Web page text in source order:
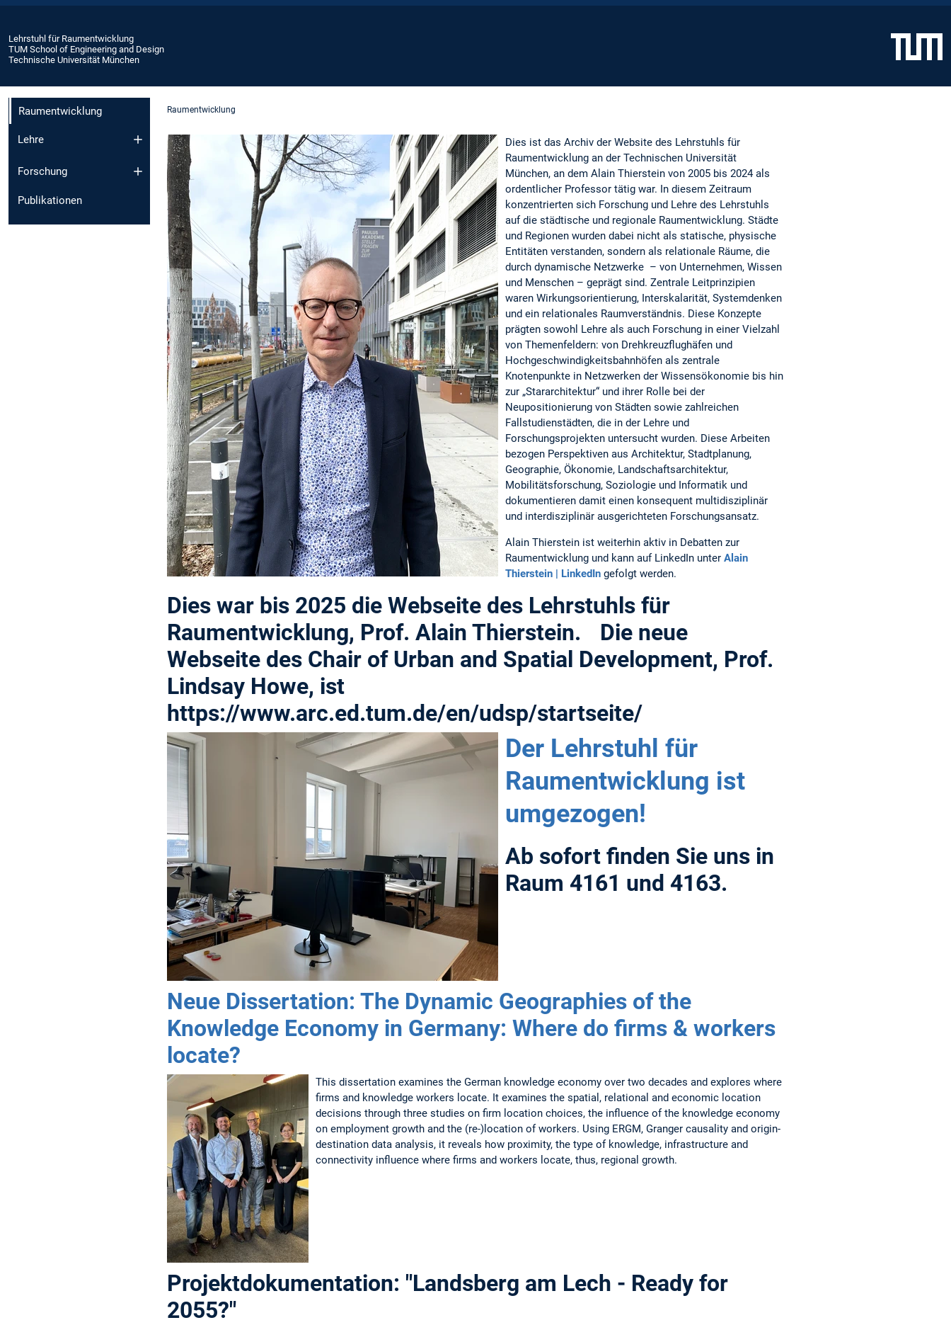
Lehrstuhl für Raumentwicklung
TUM School of Engineering and Design
Technische Universität München
Raumentwicklung
Lehre
Forschung
Publikationen
Raumentwicklung
Dies ist das Archiv der Website des Lehrstuhls für
Raumentwicklung an der Technischen Universität
München, an dem Alain Thierstein von 2005 bis 2024 als
ordentlicher Professor tätig war. In diesem Zeitraum
konzentrierten sich Forschung und Lehre des Lehrstuhls
auf die städtische und regionale Raumentwicklung. Städte
und Regionen wurden dabei nicht als statische, physische
Entitäten verstanden, sondern als relationale Räume, die
durch dynamische Netzwerke – von Unternehmen, Wissen
und Menschen – geprägt sind. Zentrale Leitprinzipien
waren Wirkungsorientierung, Interskalarität, Systemdenken
und ein relationales Raumverständnis. Diese Konzepte
prägten sowohl Lehre als auch Forschung in einer Vielzahl
von Themenfeldern: von Drehkreuzflughäfen und
Hochgeschwindigkeitsbahnhöfen als zentrale
Knotenpunkte in Netzwerken der Wissensökonomie bis hin
zur „Stararchitektur“ und ihrer Rolle bei der
Neupositionierung von Städten sowie zahlreichen
Fallstudienstädten, die in der Lehre und
Forschungsprojekten untersucht wurden. Diese Arbeiten
bezogen Perspektiven aus Architektur, Stadtplanung,
Geographie, Ökonomie, Landschaftsarchitektur,
Mobilitätsforschung, Soziologie und Informatik und
dokumentieren damit einen konsequent multidisziplinär
und interdisziplinär ausgerichteten Forschungsansatz.
Alain Thierstein ist weiterhin aktiv in Debatten zur
Raumentwicklung und kann auf LinkedIn unter Alain
Thierstein | LinkedIn gefolgt werden.
Dies war bis 2025 die Webseite des Lehrstuhls für
Raumentwicklung, Prof. Alain Thierstein. Die neue
Webseite des Chair of Urban and Spatial Development, Prof.
Lindsay Howe, ist
https://www.arc.ed.tum.de/en/udsp/startseite/
Der Lehrstuhl für
Raumentwicklung ist
umgezogen!
Ab sofort finden Sie uns in
Raum 4161 und 4163.
Neue Dissertation: The Dynamic Geographies of the
Knowledge Economy in Germany: Where do firms & workers
locate?
This dissertation examines the German knowledge economy over two decades and explores where
firms and knowledge workers locate. It examines the spatial, relational and economic location
decisions through three studies on firm location choices, the influence of the knowledge economy
on employment growth and the (re-)location of workers. Using ERGM, Granger causality and origin-
destination data analysis, it reveals how proximity, the type of knowledge, infrastructure and
connectivity influence where firms and workers locate, thus, regional growth.
Projektdokumentation: "Landsberg am Lech - Ready for
2055?"